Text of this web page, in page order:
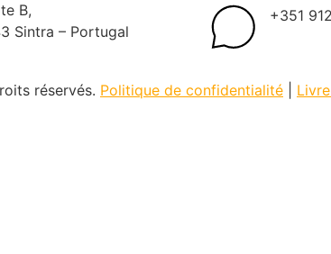
B,
Sintra – Portugal
+351
réservés. Politique de confidentialité